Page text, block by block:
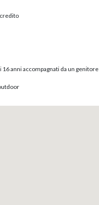
16 anni accompagnati da un genitore